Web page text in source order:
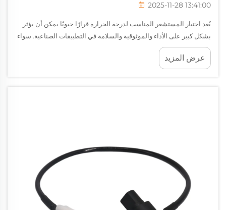
2025-11-28 13:41:00
يُعد اختيار المستشعر المناسب لدرجة الحرارة قرارًا حيويًا يمكن أن يؤثر
بشكل كبير على الأداء والموثوقية والسلامة في التطبيقات الصناعية. سواء
كنت تراقب درجات حرارة المحرك في الأنظمة السيارات، أو تتحكم في
درجات الحرارة في العمليات الصناعية...
عرض المزيد